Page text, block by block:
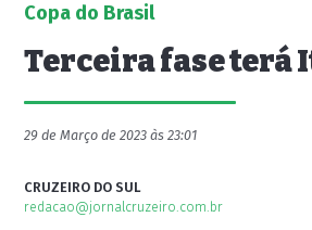
Copa do Brasil
Terceira fase terá
29 de Março de 2023 às 23:01
CRUZEIRO DO SUL
redacao@jornalcruzeiro.com.br